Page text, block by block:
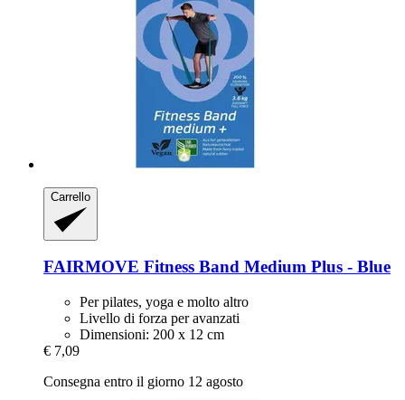
Carrello
FAIRMOVE Fitness Band Medium Plus -​ Blue
Per pilates, yoga e molto altro
Livello di forza per avanzati
Dimensioni: 200 x 12 cm
€ 7,09
Consegna entro il giorno 12 agosto